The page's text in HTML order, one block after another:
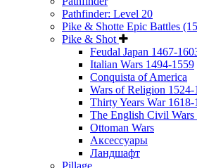
Pathfinder: Level 20
Pike & Shotte Epic Battles
Pike & Shot
Feudal Japan 1467-
Italian Wars 1494-1559
Conquista of America
Wars of Religion 1524-
Thirty Years War 1618-
The English Civil Wars
Ottoman Wars
Аксессуары
Ландшафт
Pillage